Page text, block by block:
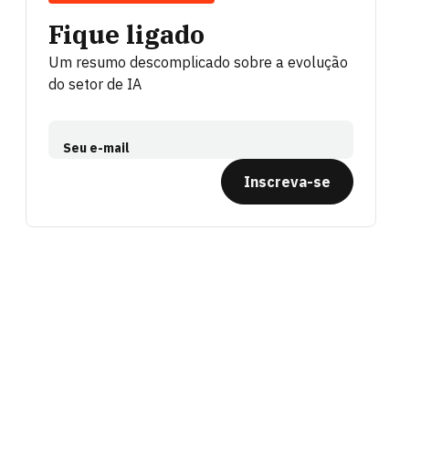
Fique ligado
Um resumo descomplicado sobre a evolução
do setor de IA
Seu e-mail
Inscreva-se